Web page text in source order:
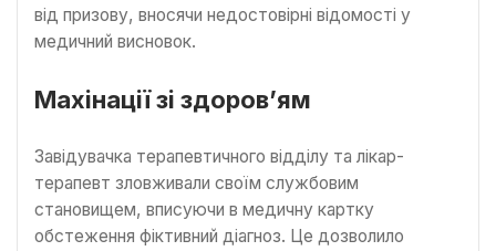
від призову, вносячи недостовірні відомості у
медичний висновок.
Махінації зі здоров’ям
Завідувачка терапевтичного відділу та лікар-
терапевт зловживали своїм службовим
становищем, вписуючи в медичну картку
обстеження фіктивний діагноз. Це дозволило